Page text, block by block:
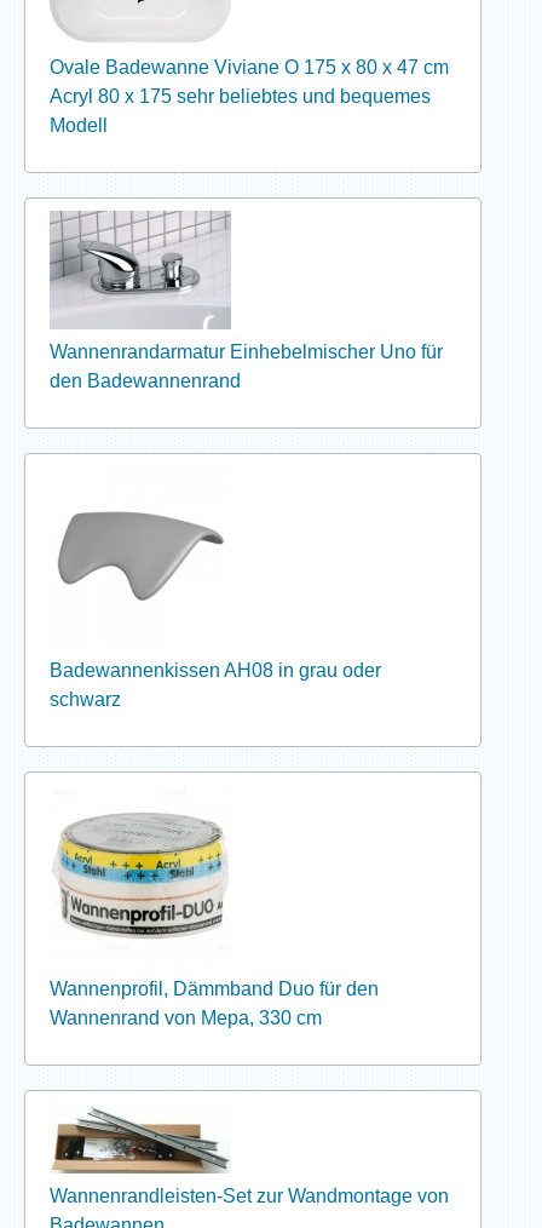
Ovale Badewanne Viviane O 175 x 80 x 47 cm
Acryl 80 x 175 sehr beliebtes und bequemes
Modell
Wannenrandarmatur Einhebelmischer Uno für
den Badewannenrand
Badewannenkissen AH08 in grau oder
schwarz
Wannenprofil, Dämmband Duo für den
Wannenrand von Mepa, 330 cm
Wannenrandleisten-Set zur Wandmontage von